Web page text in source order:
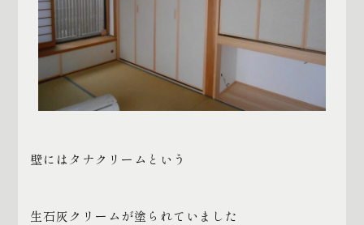
壁にはタナクリームという
生石灰クリームが塗られていました